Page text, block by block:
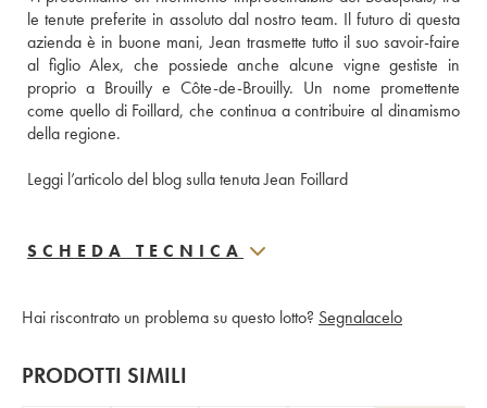
le tenute preferite in assoluto dal nostro team. Il futuro di questa
azienda è in buone mani, Jean trasmette tutto il suo savoir-faire
al figlio Alex, che possiede anche alcune vigne gestiste in
proprio a Brouilly e Côte-de-Brouilly. Un nome promettente
come quello di Foillard, che continua a contribuire al dinamismo
della regione.
Leggi l’articolo del blog sulla tenuta Jean Foillard
SCHEDA TECNICA
Hai riscontrato un problema su questo lotto? Segnalacelo
PRODOTTI SIMILI